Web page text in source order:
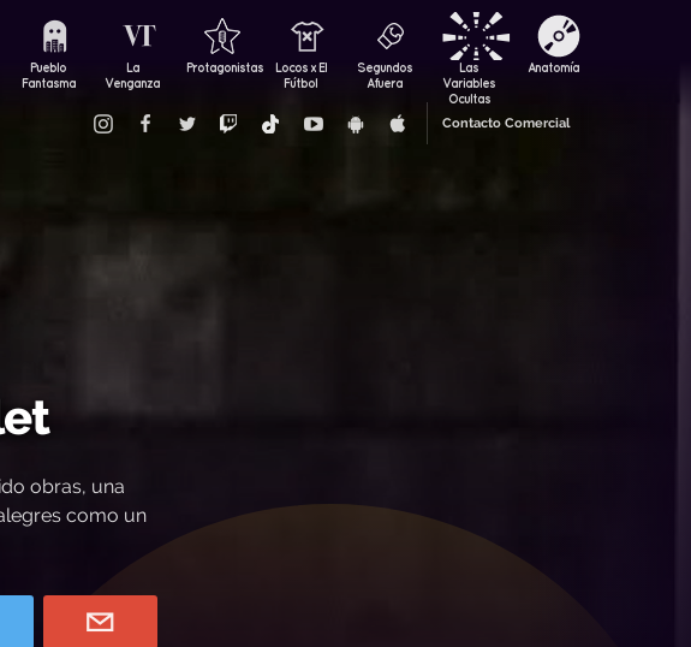
Pueblo
Fantasma
La
Venganza
Protagonistas
Locos x El
Fútbol
Segundos
Afuera
Las
Variables
Ocultas
Anatomía
Contacto Comercial
obras, una
como un